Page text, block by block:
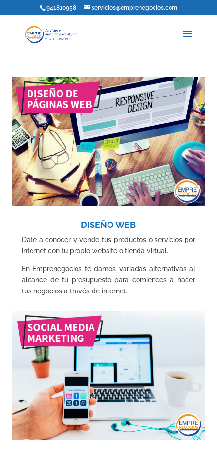
941810958 servicios@emprenegocios.com
DISEÑO WEB
Date a conocer y vende tus productos o servicios por
internet con tu propio website o tienda virtual.
En Emprenegocios te damos variadas alternativas al
alcance de tu presupuesto para comiences a hacer
tus negocios a través de internet.